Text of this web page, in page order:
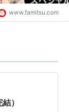
www.famitsu.com
）